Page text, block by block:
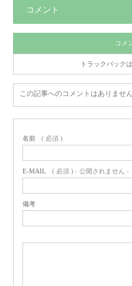
コメント
コメ
トラックバック
この記事へのコメントはありません
名前 ( 必須 )
E-MAIL ( 必須 ) - 公開されません -
備考